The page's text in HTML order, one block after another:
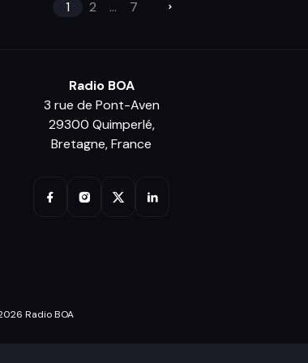
1 2 ... 7
Radio BOA
3 rue de Pont-Aven
29300 Quimperlé,
Bretagne, France
Radio BOA